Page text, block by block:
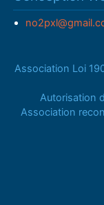
Association Loi
Autorisation
Association